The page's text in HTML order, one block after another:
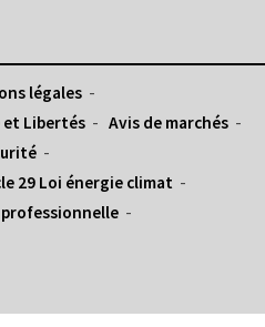
légales
Libertés
Avis de marchés
29 Loi énergie climat